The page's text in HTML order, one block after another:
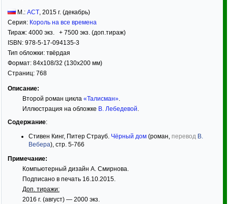
М.: АСТ, 2015 г. (декабрь)
Серия: Король на все времена
Тираж: 4000 экз. + 7500 экз. (доп.тираж)
ISBN: 978-5-17-094135-3
Тип обложки: твёрдая
Формат: 84x108/32 (130x200 мм)
Страниц: 768
Описание:
Второй роман цикла «Талисман».
Иллюстрация на обложке В. Лебедевой.
Содержание:
Стивен Кинг, Питер Страуб. Чёрный дом (роман, перевод В.
Вебера), стр. 5-766
Примечание:
Компьютерный дизайн А. Смирнова.
Подписано в печать 16.10.2015.
Доп. тиражи:
2016 г. (август) — 2000 экз.